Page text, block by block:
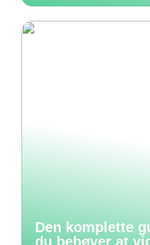
Den komplette
du behøver at